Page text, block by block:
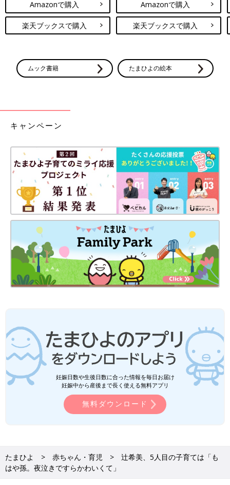
Amazonで購入
楽天ブックスで購入
Amazonで購入
楽天ブックスで購入
ムック書籍 たまひよの絵本
キャンペーン
妊娠日数や生後日数に合った情報を毎日お届け
妊娠中から産後まで長く使える無料アプリ
無料ダウンロード
たまひよ 赤ちゃん・育児
辻希美、5人目の子育ては「も
はや孫。夜泣きですらかわいくて」